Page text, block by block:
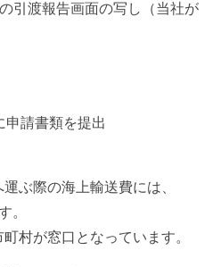
引渡報告画面の写し（当社が
申請書類を提出
ぶ際の海上輸送費には、
。
村が窓⼝となっています。